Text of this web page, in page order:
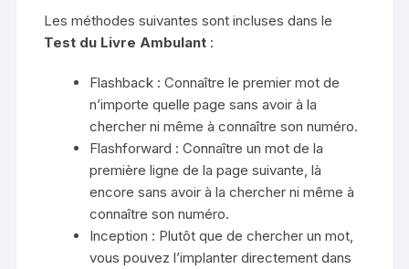
Les méthodes suivantes sont incluses dans le
Test du Livre Ambulant :
Flashback : Connaître le premier mot de
n’importe quelle page sans avoir à la
chercher ni même à connaître son numéro.
Flashforward : Connaître un mot de la
première ligne de la page suivante, là
encore sans avoir à la chercher ni même à
connaître son numéro.
Inception : Plutôt que de chercher un mot,
vous pouvez l’implanter directement dans